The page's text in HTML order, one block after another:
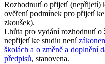
Rozhodnutí o přijetí (nepřijetí)
ověření podmínek pro přijetí
zkoušek).
Lhůta pro vydání rozhodnutí o
nepřijetí ke studiu není
školách a o změně a doplnění
předpisů, stanovena.